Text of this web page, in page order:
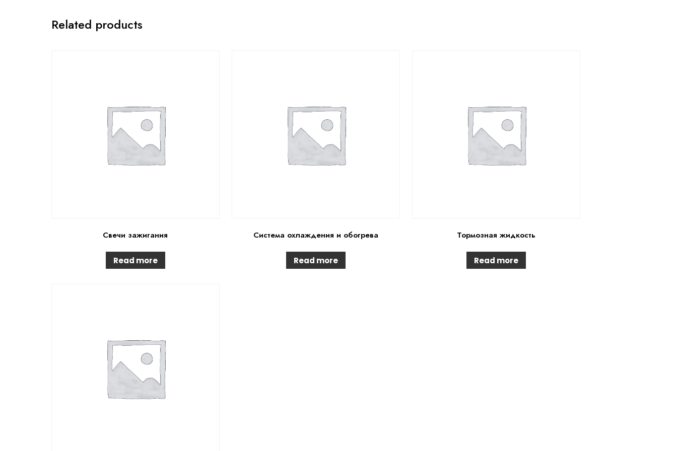
Related products
Свечи зажигания
Read more
Система охлаждения и обогрева
Read more
Тормозная жидкость
Read more